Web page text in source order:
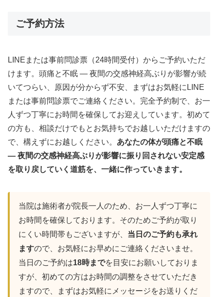
ご予約方法
LINEまたは事前問診票（24時間受付）からご予約いただ
けます。頭痛と不眠 ― 夜間の交感神経高ぶりが影響が続
いてつらい、原因が分からず不安、まずはお気軽にLINE
または事前問診票でご連絡ください。完全予約制で、お一
人ずつ丁寧にお時間を確保してお迎えしています。初めて
の方も、相談だけでもとお気持ちでお越しいただけますの
で、構えずにお越しください。 あなたの体が頭痛と不眠
― 夜間の交感神経高ぶりが影響に振り回されない安定感
を取り戻していく道筋を、一緒に作っていきます。
当院は施術者が院長一人のため、お一人ずつ丁寧に
お時間を確保しております。そのためご予約が取り
にくい時間帯もございますが、 当日のご予約も承れ
ますので、お気軽にお早めにご連絡くださいませ。
当日のご予約は18時までを目安にお願いしておりま
すが、初めての方はお時間の調整をさせていただき
ますので、まずはお気軽にメッセージをお送りくだ